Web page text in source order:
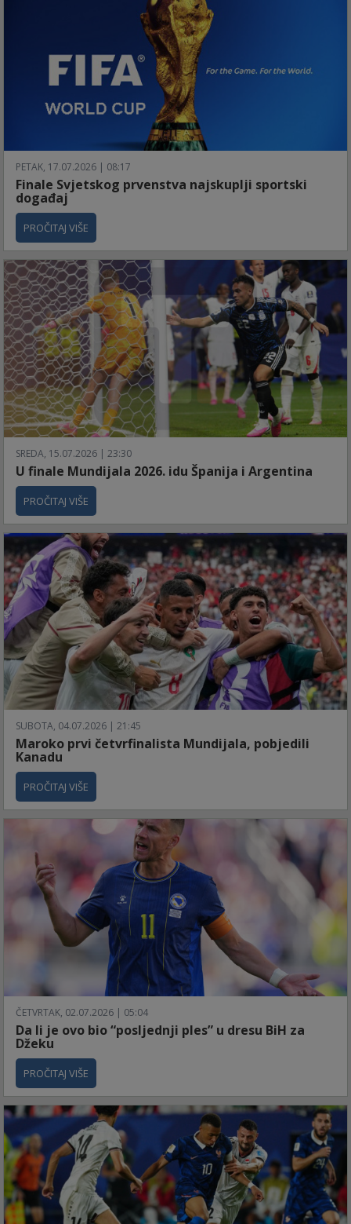
PETAK, 17.07.2026 | 08:17
Finale Svjetskog prvenstva najskuplji sportski
događaj
PROČITAJ VIŠE
SREDA, 15.07.2026 | 23:30
U finale Mundijala 2026. idu Španija i Argentina
PROČITAJ VIŠE
SUBOTA, 04.07.2026 | 21:45
Maroko prvi četvrfinalista Mundijala, pobjedili
Kanadu
PROČITAJ VIŠE
ČETVRTAK, 02.07.2026 | 05:04
Da li je ovo bio “posljednji ples” u dresu BiH za
Džeku
PROČITAJ VIŠE